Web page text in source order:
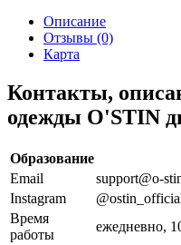
Описание
Отзывы (0)
Карта
Контакты,
одежды O'STIN
Образование
Email
support@o-
Instagram
Время
работы
ежедневно,